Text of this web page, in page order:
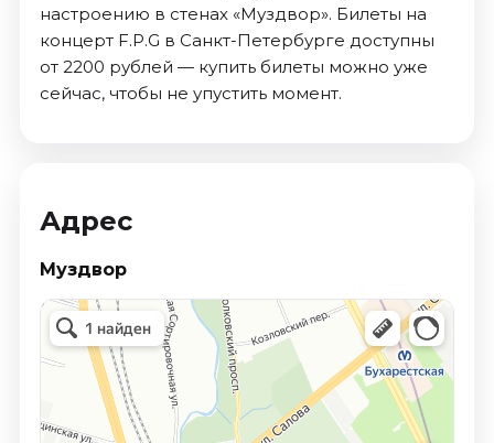
настроению в стенах «Муздвор». Билеты на
концерт F.P.G в Санкт-Петербурге доступны
от 2200 рублей — купить билеты можно уже
сейчас, чтобы не упустить момент.
Адрес
Муздвор